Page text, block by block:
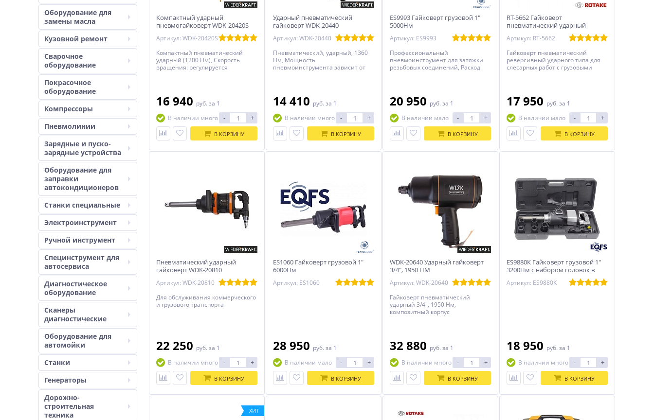
Оборудование для
замены масла
Кузовной ремонт
Сварочное
оборудование
Покрасочное
оборудование
Компрессоры
Пневмолинии
Зарядные и пуско-
зарядные устройства
Оборудование для
заправки
автокондиционеров
Станки специальные
Электроинструмент
Ручной инструмент
Специнструмент для
автосервиса
Диагностическое
оборудование
Сканеры
диагностические
Оборудование для
автомойки
Станки
Генераторы
Дорожно-
строительная
техника
Компактный ударный
пневмогайковерт WDK-20420S
Артикул: WDK-20420S
Компактный пневматический
ударный (1200 Нм), Скорость
вращения: регулируется
16 940 руб. за 1
В наличии много
- +
В КОРЗИНУ
Ударный пневматический
гайковерт WDK-20440
Артикул: WDK-20440
Пневматический, ударный, 1360
Нм, Мощность
пневмоинструмента зависит от
14 410 руб. за 1
В наличии много
- +
В КОРЗИНУ
ES9993 Гайковерт грузовой 1"
5000Нм
Артикул: ES9993
Профессиональный
пневмоинструмент для затяжки
резьбовых соединений, Расход
20 950 руб. за 1
В наличии мало
- +
В КОРЗИНУ
RT-5662 Гайковерт
пневматический ударный
Артикул: RT-5662
Гайковерт пневматический
реверсивный ударного типа для
слесарных работ с грузовыми
слесарные мастерские,
автотранспортные предприятия,
производственные предприятия,
стройплощадки.
17 950 руб. за 1
В наличии мало
- +
В КОРЗИНУ
Пневматический ударный
гайковерт WDK-20810
Артикул: WDK-20810
Для обслуживания коммерческого
и грузового транспорта
22 250 руб. за 1
В наличии много
- +
В КОРЗИНУ
ES1060 Гайковерт грузовой 1"
6000Нм
Артикул: ES1060
28 950 руб. за 1
В наличии мало
- +
В КОРЗИНУ
WDK-20640 Ударный гайковерт
3/4″, 1950 НМ
Артикул: WDK-20640
Гайковерт пневматический
ударный 3/4″, 1950 Нм,
композитный корпус
32 880 руб. за 1
В наличии много
- +
В КОРЗИНУ
ES9880К Гайковерт грузовой 1"
3200Нм с набором головок в
Артикул: ES9880К
18 950 руб. за 1
В наличии много
- +
В КОРЗИНУ
ХИТ